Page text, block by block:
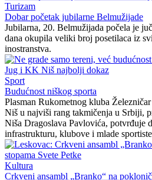
Turizam
Dobar početak jubilarne Belmužijade
Jubilarna, 20. Belmužijada počela je
dana okupila veliki broj posetilaca iz
inostranstva.
Sport
Budućnost niškog sporta
Plasman Rukometnog kluba
Niš u najviši rang takmičenja u Srbiji,
Niša Dragoslava Pavlovića, potvrđuje
infrastrukturu, klubove i mlade
Kultura
Crkveni ansambl „Branko“ na